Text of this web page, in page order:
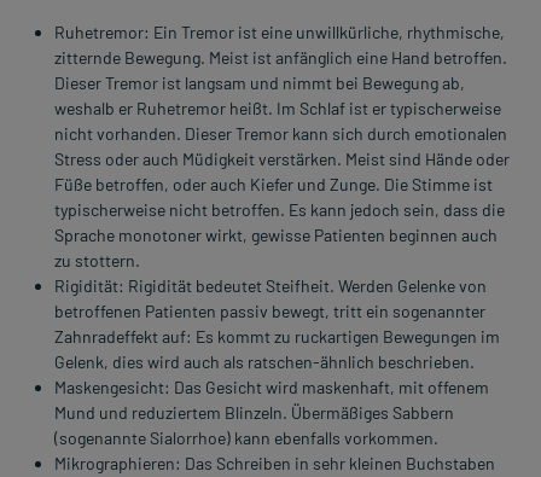
Ruhetremor: Ein Tremor ist eine unwillkürliche, rhythmische,
zitternde Bewegung. Meist ist anfänglich eine Hand betroffen.
Dieser Tremor ist langsam und nimmt bei Bewegung ab,
weshalb er Ruhetremor heißt. Im Schlaf ist er typischerweise
nicht vorhanden. Dieser Tremor kann sich durch emotionalen
Stress oder auch Müdigkeit verstärken. Meist sind Hände oder
Füße betroffen, oder auch Kiefer und Zunge. Die Stimme ist
typischerweise nicht betroffen. Es kann jedoch sein, dass die
Sprache monotoner wirkt, gewisse Patienten beginnen auch
zu stottern.
Rigidität: Rigidität bedeutet Steifheit. Werden Gelenke von
betroffenen Patienten passiv bewegt, tritt ein sogenannter
Zahnradeffekt auf: Es kommt zu ruckartigen Bewegungen im
Gelenk, dies wird auch als ratschen-ähnlich beschrieben.
Maskengesicht: Das Gesicht wird maskenhaft, mit offenem
Mund und reduziertem Blinzeln. Übermäßiges Sabbern
(sogenannte Sialorrhoe) kann ebenfalls vorkommen.
Mikrographieren: Das Schreiben in sehr kleinen Buchstaben